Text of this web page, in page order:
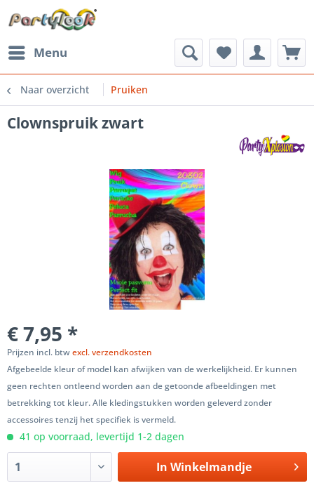
Menu
Naar overzicht Pruiken
Clownspruik zwart
€ 7,95 *
Prijzen incl. btwexcl. verzendkosten
Afgebeelde kleur of model kan afwijken van de werkelijkheid. Er kunnen
geen rechten ontleend worden aan de getoonde afbeeldingen met
betrekking tot kleur. Alle kledingstukken worden geleverd zonder
accessoires tenzij het specifiek is vermeld.
41 op voorraad, levertijd 1-2 dagen
In Winkelmandje